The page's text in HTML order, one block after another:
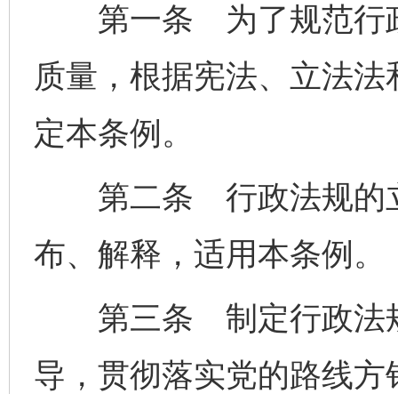
第一条 为了规范行政
质量，根据宪法、立法
定本条例。
第二条 行政法规的立
布、解释，适用本条例。
第三条 制定行政法规
导，贯彻落实党的路线